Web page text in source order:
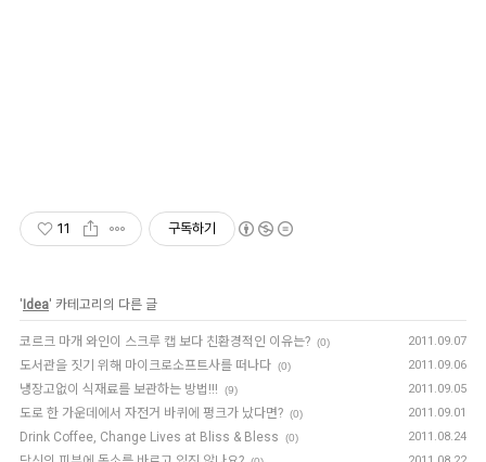
11 구독하기
' Idea' 카테고리의 다른 글
코르크 마개 와인이 스크루 캡 보다 친환경적인 이유는? (0) 2011.09.07
도서관을 짓기 위해 마이크로소프트사를 떠나다 (0) 2011.09.06
냉장고없이 식재료를 보관하는 방법!!! (9) 2011.09.05
도로 한 가운데에서 자전거 바퀴에 펑크가 났다면? (0) 2011.09.01
Drink Coffee, Change Lives at Bliss & Bless (0) 2011.08.24